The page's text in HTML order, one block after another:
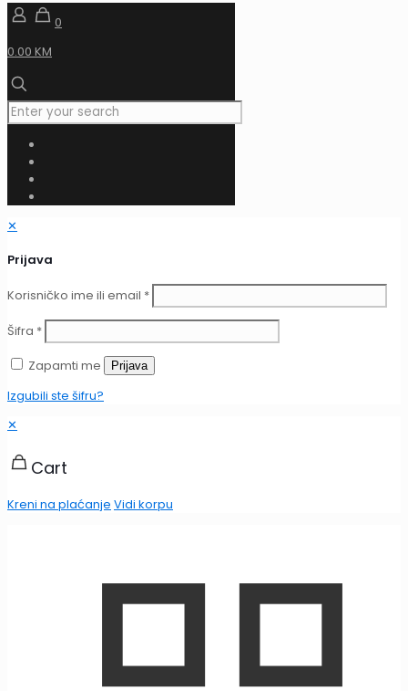
0
0.00 KM
✕
Prijava
Korisničko ime ili email *
Šifra *
Zapamti me
Prijava
Izgubili ste šifru?
✕
Cart
Kreni na plaćanje Vidi korpu